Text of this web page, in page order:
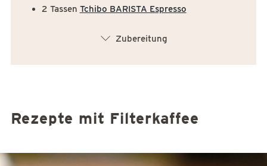
2 Tassen Tchibo BARISTA Espresso
arrow_down Zubereitung
Rezepte mit Filterkaffee